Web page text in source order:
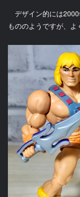
デザイン的には
もののようですが、よ